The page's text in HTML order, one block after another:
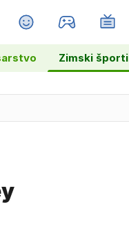
MAGAZIN
Zimski športi